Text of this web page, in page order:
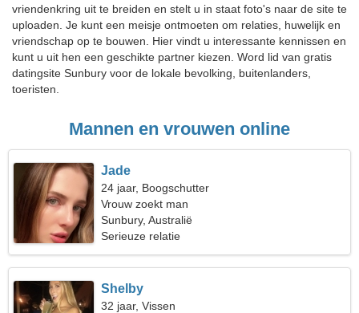
vriendenkring uit te breiden en stelt u in staat foto's naar de site te
uploaden. Je kunt een meisje ontmoeten om relaties, huwelijk en
vriendschap op te bouwen. Hier vindt u interessante kennissen en
kunt u uit hen een geschikte partner kiezen. Word lid van gratis
datingsite Sunbury voor de lokale bevolking, buitenlanders,
toeristen.
Mannen en vrouwen online
Jade
24 jaar, Boogschutter
Vrouw zoekt man
Sunbury, Australië
Serieuze relatie
Shelby
32 jaar, Vissen